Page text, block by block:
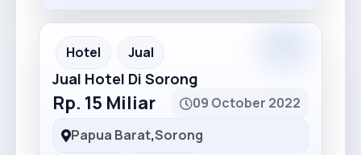
Hotel Jual
Jual Hotel Di Sorong
Rp. 15 Miliar
09 October 2022
Papua Barat,Sorong